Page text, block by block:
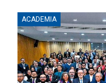
ACADEMIA